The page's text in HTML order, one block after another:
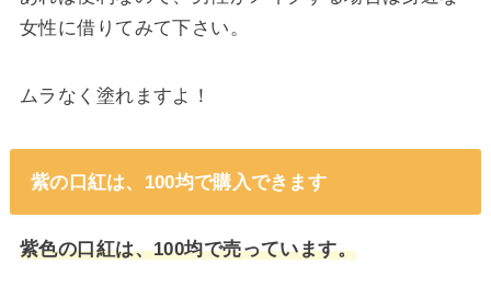
女性に借りてみて下さい。
ムラなく塗れますよ！
紫の口紅は、100均で購入できます
紫色の口紅は、100均で売っています。